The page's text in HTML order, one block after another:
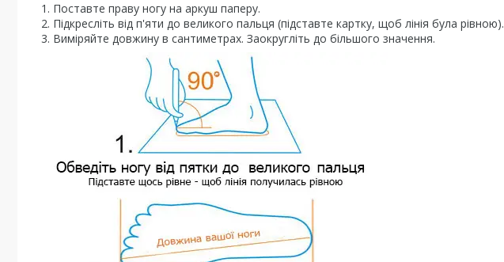
Поставте праву ногу на аркуш паперу.
Підкресліть від п'яти до великого пальця (підставте картку, щоб лінія була рівною).
Виміряйте довжину в сантиметрах. Заокругліть до більшого значення.